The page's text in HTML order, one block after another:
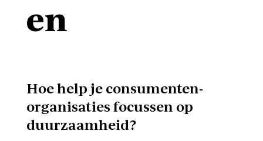
en
Hoe help je consumenten-
organisaties focussen op
duurzaamheid?